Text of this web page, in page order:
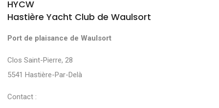
HYCW
Hastière Yacht Club de Waulsort
Port de plaisance de Waulsort
Clos Saint-Pierre, 28
5541 Hastière-Par-Delà
Contact :